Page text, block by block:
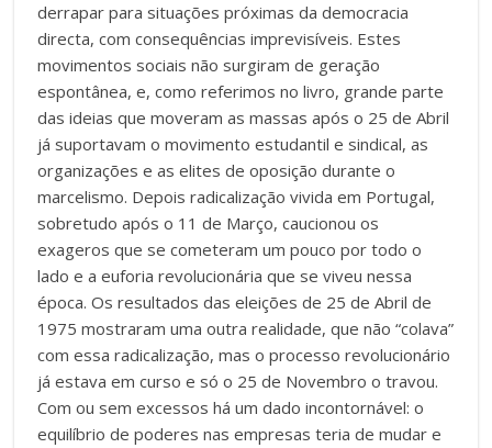
derrapar para situações próximas da democracia
directa, com consequências imprevisíveis. Estes
movimentos sociais não surgiram de geração
espontânea, e, como referimos no livro, grande parte
das ideias que moveram as massas após o 25 de Abril
já suportavam o movimento estudantil e sindical, as
organizações e as elites de oposição durante o
marcelismo. Depois radicalização vivida em Portugal,
sobretudo após o 11 de Março, caucionou os
exageros que se cometeram um pouco por todo o
lado e a euforia revolucionária que se viveu nessa
época. Os resultados das eleições de 25 de Abril de
1975 mostraram uma outra realidade, que não “colava”
com essa radicalização, mas o processo revolucionário
já estava em curso e só o 25 de Novembro o travou.
Com ou sem excessos há um dado incontornável: o
equilíbrio de poderes nas empresas teria de mudar e